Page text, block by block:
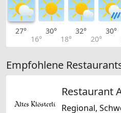
27°
16°
30°
18°
32°
20°
30°
Empfohlene
Regional,